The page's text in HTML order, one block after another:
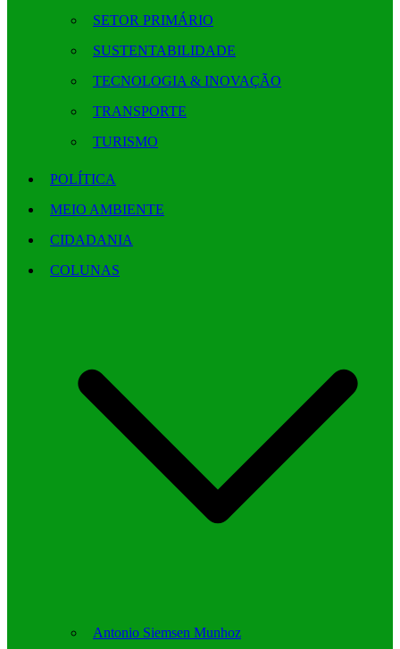
SETOR PRIMÁRIO
SUSTENTABILIDADE
TECNOLOGIA & INOVAÇÃO
TRANSPORTE
TURISMO
POLÍTICA
MEIO AMBIENTE
CIDADANIA
COLUNAS
Antonio Siemsen Munhoz